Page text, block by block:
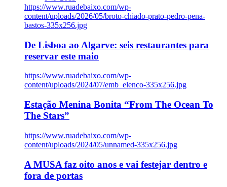
https://www.ruadebaixo.com/wp-
content/uploads/2026/05/broto-chiado-prato-pedro-pena-
bastos-335x256.jpg
De Lisboa ao Algarve: seis restaurantes para
reservar este maio
https://www.ruadebaixo.com/wp-
content/uploads/2024/07/emb_elenco-335x256.jpg
Estação Menina Bonita “From The Ocean To
The Stars”
https://www.ruadebaixo.com/wp-
content/uploads/2024/05/unnamed-335x256.jpg
A MUSA faz oito anos e vai festejar dentro e
fora de portas